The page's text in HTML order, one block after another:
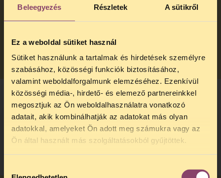
Beleegyezés Részletek A sütikről
Ez a weboldal sütiket használ
Sütiket használunk a tartalmak és hirdetések személyre
szabásához, közösségi funkciók biztosításához,
valamint weboldalforgalmunk elemzéséhez. Ezenkívül
közösségi média-, hirdető- és elemező partnereinkkel
megosztjuk az Ön weboldalhasználatra vonatkozó
adatait, akik kombinálhatják az adatokat más olyan
adatokkal, amelyeket Ön adott meg számukra vagy az
Ön által használt más szolgáltatásokból gyűjtöttek.
szemben felmerül a gondnokság alá helyezési
eljárás és szeretném ezt elkerülni?
TOVÁBB
Mit tehetek, ha gondnokság alá akarnak
helyezni, de szeretném ezt elkerülni?
TOVÁBB
TELEFONOS JOGSEGÉLY
SZÜNET!